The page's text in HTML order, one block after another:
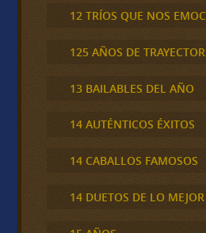
12 TRÍOS QUE NOS
125 AÑOS DE
13 BAILABLES DEL AÑO
14 AUTÉNTICOS ÉXITOS
14 CABALLOS FAMOSOS
14 DUETOS DE LO